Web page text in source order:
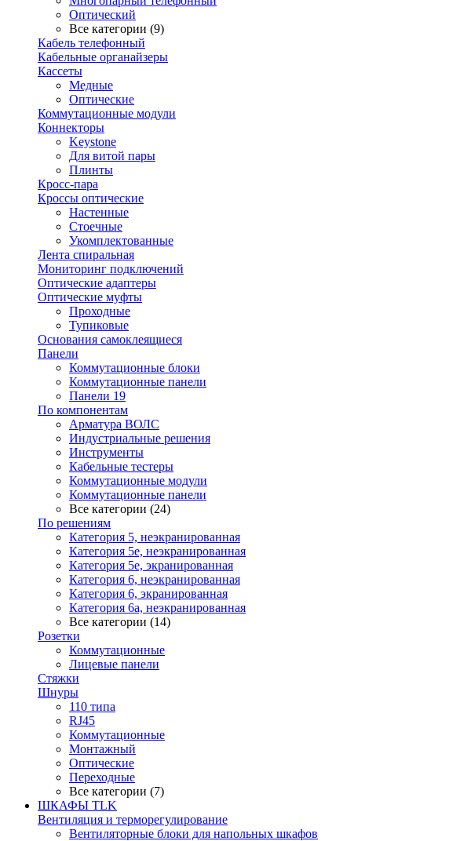
Оптический
Все категории (9)
Кабель телефонный
Кабельные органайзеры
Кассеты
Медные
Оптические
Коммутационные модули
Коннекторы
Keystone
Для витой пары
Плинты
Кросс-пара
Кроссы оптические
Настенные
Стоечные
Укомплектованные
Лента спиральная
Мониторинг подключений
Оптические адаптеры
Оптические муфты
Проходные
Тупиковые
Основания самоклеящиеся
Панели
Коммутационные блоки
Коммутационные панели
Панели 19
По компонентам
Арматура ВОЛС
Индустриальные решения
Инструменты
Кабельные тестеры
Коммутационные модули
Коммутационные панели
Все категории (24)
По решениям
Категория 5, неэкранированная
Категория 5е, неэкранированная
Категория 5е, экранированная
Категория 6, неэкранированная
Категория 6, экранированная
Категория 6а, неэкранированная
Все категории (14)
Розетки
Коммутационные
Лицевые панели
Стяжки
Шнуры
110 типа
RJ45
Коммутационные
Монтажный
Оптические
Переходные
Все категории (7)
ШКАФЫ TLK
Вентиляция и терморегулирование
Вентиляторные блоки для напольных шкафов